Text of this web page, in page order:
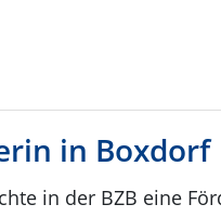
in Boxdorf
in der BZB eine